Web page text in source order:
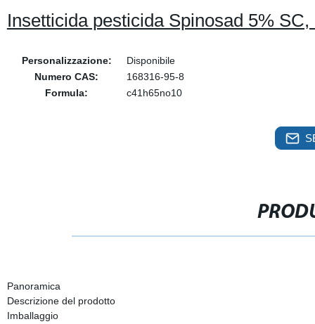
Insetticida pesticida Spinosad 5% SC,
Personalizzazione:
Disponibile
Numero CAS:
168316-95-8
Formula:
c41h65no10
Panoramica
Descrizione del prodotto
Imballaggio